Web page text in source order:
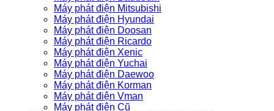
Máy phát điện Mitsubishi
Máy phát điện Hyundai
Máy phát điện Doosan
Máy phát điện Ricardo
Máy phát điện Xenic
Máy phát điện Yuchai
Máy phát điện Daewoo
Máy phát điện Korman
Máy phát điện Vman
Máy phát điện Cũ